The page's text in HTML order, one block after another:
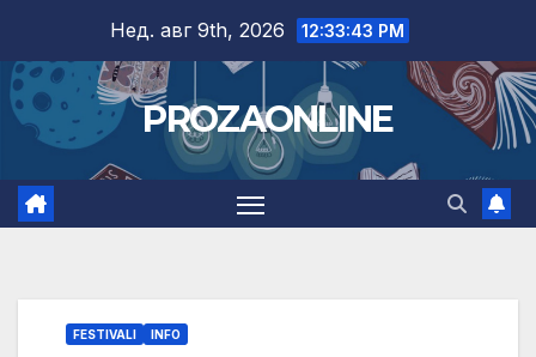
content
Нед. авг 9th, 2026 12:33:44 PM
PROZAONLINE
FESTIVALI INFO